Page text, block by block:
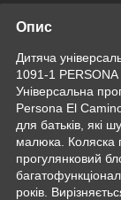
Опис
Дитяча
1091-1 PERSONA
Універсальна
Persona El
для батьків, які
малюка. Коляска
прогулянковий
років.